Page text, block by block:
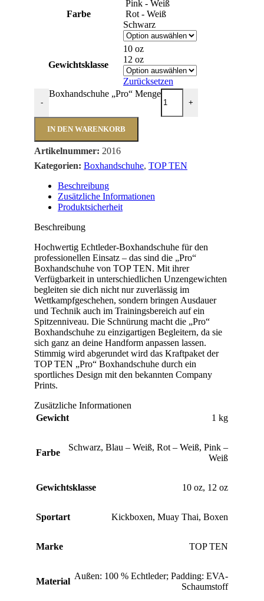
Farbe
Pink - Weiß
Rot - Weiß
Schwarz
Gewichtsklasse
10 oz
12 oz
Zurücksetzen
-
Boxhandschuhe „Pro“ Menge
+
IN DEN WARENKORB
Artikelnummer: 2016
Kategorien: Boxhandschuhe, TOP TEN
Beschreibung
Zusätzliche Informationen
Produktsicherheit
Beschreibung
Hochwertig Echtleder-Boxhandschuhe für den
professionellen Einsatz – das sind die „Pro“
Boxhandschuhe von TOP TEN. Mit ihrer
Verfügbarkeit in unterschiedlichen Unzengewichten
begleiten sie dich nicht nur zuverlässig im
Wettkampfgeschehen, sondern bringen Ausdauer
und Technik auch im Trainingsbereich auf ein
Spitzenniveau. Die Schnürung macht die „Pro“
Boxhandschuhe zu einzigartigen Begleitern, da sie
sich ganz an deine Handform anpassen lassen.
Stimmig wird abgerundet wird das Kraftpaket der
TOP TEN „Pro“ Boxhandschuhe durch ein
sportliches Design mit den bekannten Company
Prints.
Zusätzliche Informationen
Gewicht
1 kg
Farbe
Schwarz, Blau – Weiß, Rot – Weiß, Pink –
Weiß
Gewichtsklasse 10 oz, 12 oz
Sportart Kickboxen, Muay Thai, Boxen
Marke TOP TEN
Material
Außen: 100 % Echtleder; Padding: EVA-
Schaumstoff